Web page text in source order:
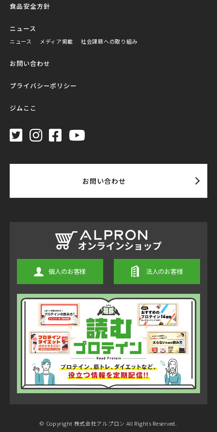
食品安全方針
ニュース
ニュース メディア掲載 社会課題への取り組み
お問い合わせ
プライバシーポリシー
ジムここ
お問い合わせ
個人のお客様 法人のお客様
© Copyright 株式会社アルプロン All Rights Reserved.